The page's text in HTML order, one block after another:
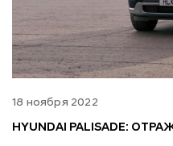
18 ноября 2022
HYUNDAI PALISADE: